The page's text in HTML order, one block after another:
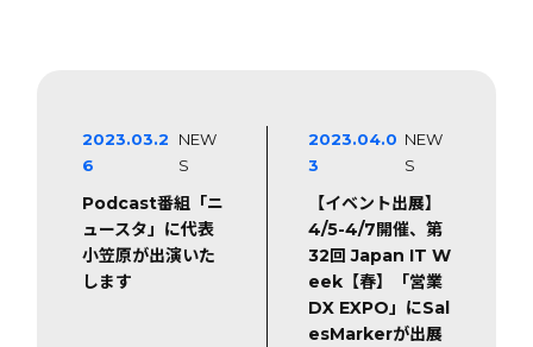
2023.03.2
6
NEW
S
Podcast番組「ニ
ュースタ」に代表
小笠原が出演いた
します
2023.04.0
3
NEW
S
【イベント出展】
4/5-4/7開催、第
32回 Japan IT W
eek【春】「営業
DX EXPO」にSal
esMarkerが出展